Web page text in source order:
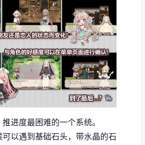
进度最困难的一个系统。
以遇到基础石头，带水晶的石